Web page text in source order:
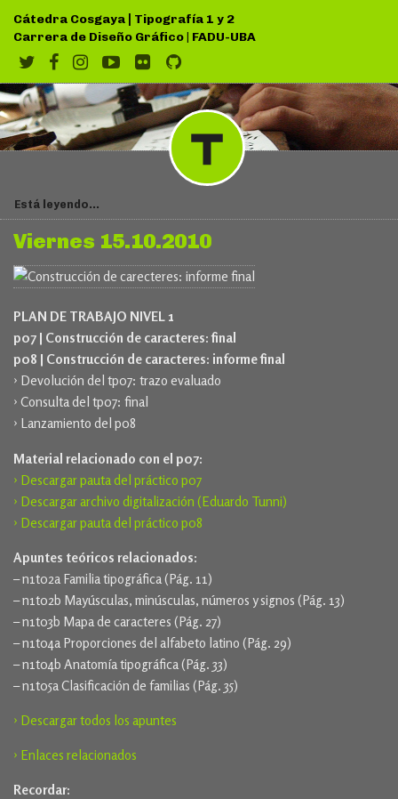
Cátedra Cosgaya | Tipografía 1 y 2
Carrera de Diseño Gráfico| FADU-UBA
Está leyendo...
Viernes 15.10.2010
PLAN DE TRABAJO NIVEL 1
p07 | Construcción de caracteres: final
p08 | Construcción de caracteres: informe final
› Devolución del tp07: trazo evaluado
› Consulta del tp07: final
› Lanzamiento del p08
Material relacionado con el p07:
› Descargar pauta del práctico p07
› Descargar archivo digitalización (Eduardo Tunni)
› Descargar pauta del práctico p08
Apuntes teóricos relacionados:
– n1t02a Familia tipográfica (Pág. 11)
– n1t02b Mayúsculas, minúsculas, números y signos (Pág. 13)
– n1t03b Mapa de caracteres (Pág. 27)
– n1t04a Proporciones del alfabeto latino (Pág. 29)
– n1t04b Anatomía tipográfica (Pág. 33)
– n1t05a Clasificación de familias (Pág. 35)
› Descargar todos los apuntes
› Enlaces relacionados
Recordar: